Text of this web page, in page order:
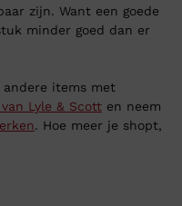
zijn. Want een goede
minder goed dan er
items met
Lyle & Scott en neem
. Hoe meer je shopt,